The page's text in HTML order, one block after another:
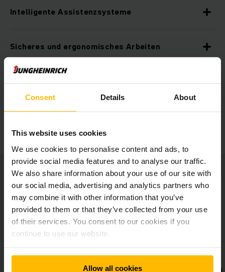
Consent Details About
This website uses cookies
We use cookies to personalise content and ads, to
provide social media features and to analyse our traffic.
We also share information about your use of our site with
our social media, advertising and analytics partners who
may combine it with other information that you’ve
provided to them or that they’ve collected from your use
of their services. You consent to our cookies if you
continue to use our website.
Allow all cookies
Intelligente Assistenzsysteme
Sicheres und ergonomisches Arbeiten
Individuell anpassbar
Weitere Zusatzausstattung